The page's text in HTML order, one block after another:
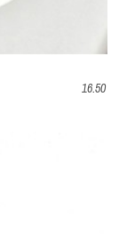
16.50